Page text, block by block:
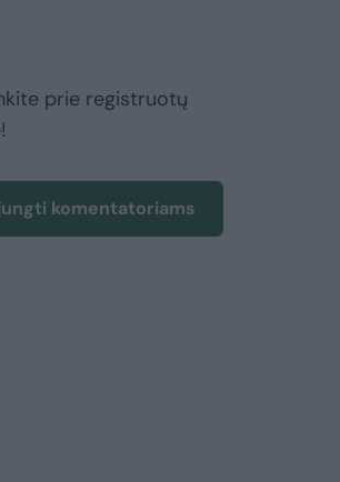
prie registruotų
komentatoriams